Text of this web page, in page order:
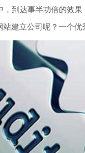
到达事半功倍的效
建立公司呢？一个